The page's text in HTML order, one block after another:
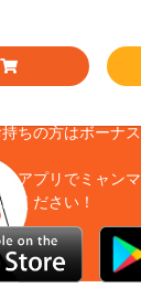
ちの方はボーナ
アプリでミャン
ください！